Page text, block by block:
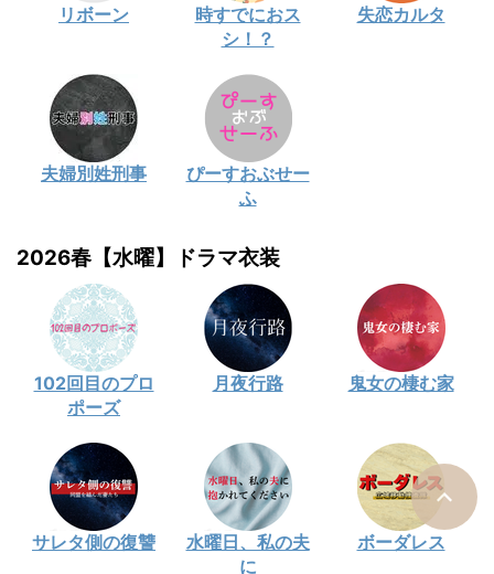
リボーン
時すでにおス
シ！？
失恋カルタ
夫婦別姓刑事
ぴーすおぶせー
ふ
2026春【水曜】ドラマ衣装
102回目のプロ
ポーズ
月夜行路 鬼女の棲む家
サレタ側の復讐
水曜日、私の夫
に
ボーダレス